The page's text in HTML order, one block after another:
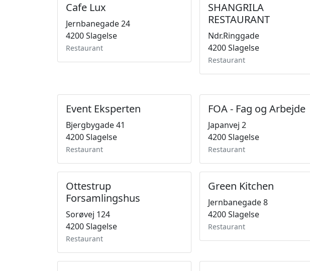
Cafe Lux
Jernbanegade 24
4200 Slagelse
Restaurant
SHANGRILA
RESTAURANT
Ndr.Ringgade
4200 Slagelse
Restaurant
Event Eksperten
Bjergbygade 41
4200 Slagelse
Restaurant
FOA - Fag og Arbejde
Japanvej 2
4200 Slagelse
Restaurant
Ottestrup
Forsamlingshus
Sorøvej 124
4200 Slagelse
Restaurant
Green Kitchen
Jernbanegade 8
4200 Slagelse
Restaurant